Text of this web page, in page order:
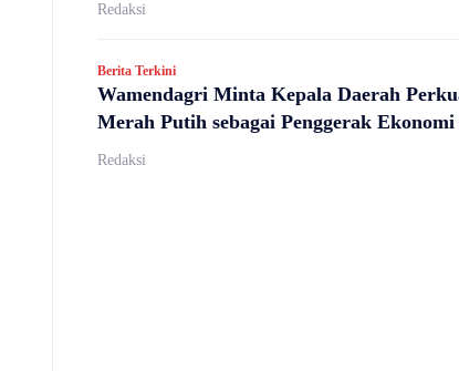
Redaksi
Berita Terkini
Wamendagri Minta Kepala Daerah
Merah Putih sebagai Penggerak Ekonomi
Redaksi